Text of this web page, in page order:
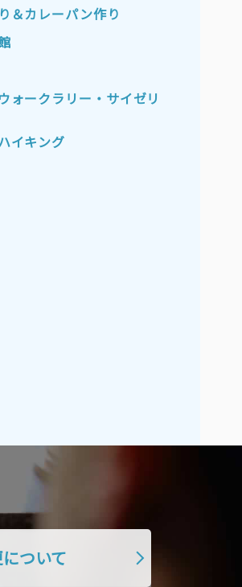
2023年6月
2022年12月
2022年8月
2020年10月
2020年8月
2020年6月
＆カレーパン作り
ォークラリー・サイゼリ
イキング
ついて